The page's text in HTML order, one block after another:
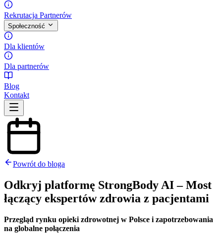
Rekrutacja Partnerów
Społeczność
Dla klientów
Dla partnerów
Blog
Kontakt
Powrót do bloga
Odkryj platformę StrongBody AI – Most
łączący ekspertów zdrowia z pacjentami
Przegląd rynku opieki zdrowotnej w Polsce i zapotrzebowania
na globalne połączenia